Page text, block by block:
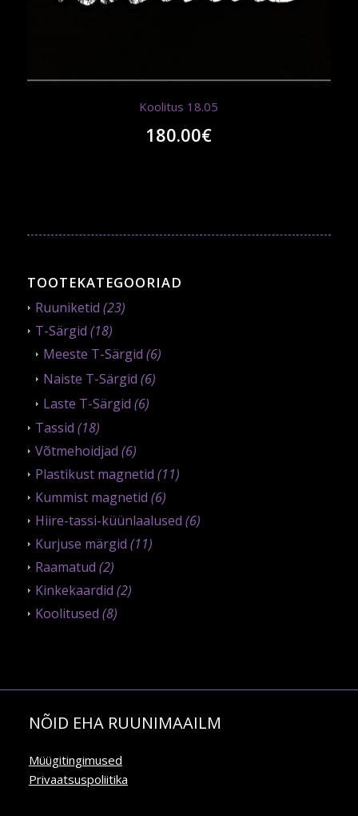
Koolitus 18.05
180.00€
TOOTEKATEGOORIAD
Ruuniketid (23)
T-Särgid (18)
Meeste T-Särgid (6)
Naiste T-Särgid (6)
Laste T-Särgid (6)
Tassid (18)
Võtmehoidjad (6)
Plastikust magnetid (11)
Kummist magnetid (6)
Hiire-tassi-küünlaalused (6)
Kurjuse märgid (11)
Raamatud (2)
Kinkekaardid (2)
Koolitused (8)
NÕID EHA RUUNIMAAILM
Müügitingimused
Privaatsuspoliitika